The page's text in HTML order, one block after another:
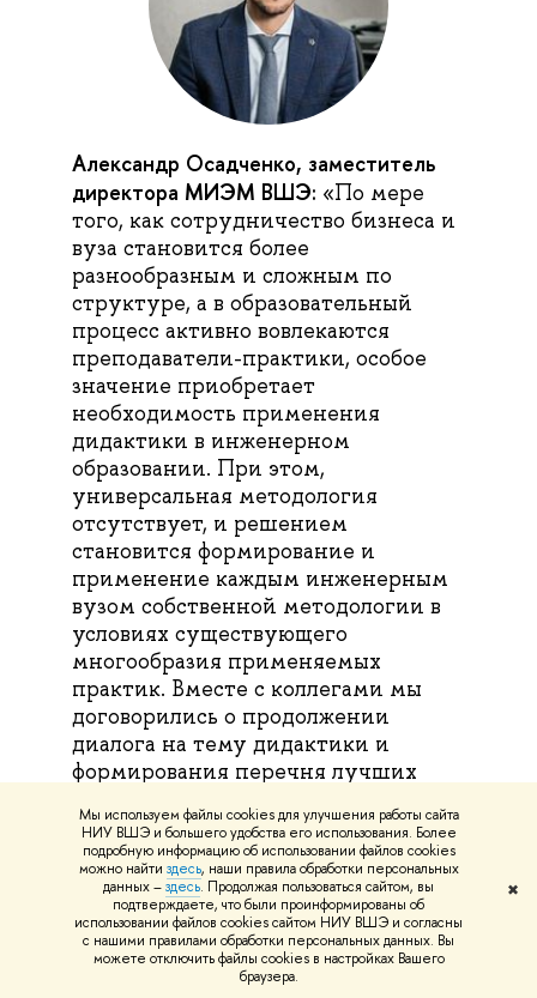
Мы используем файлы cookies для улучшения работы сайта
НИУ ВШЭ и большего удобства его использования. Более
подробную информацию об использовании файлов cookies
можно найти здесь, наши правила обработки персональных
данных –здесь. Продолжая пользоваться сайтом, вы
подтверждаете, что были проинформированы об
использовании файлов cookies сайтом НИУ ВШЭ и согласны
с нашими правилами обработки персональных данных. Вы
можете отключить файлы cookies в настройках Вашего
браузера.
✖
Александр Осадченко, заместитель
директора МИЭМ ВШЭ: «По мере
того, как сотрудничество бизнеса и
вуза становится более
разнообразным и сложным по
структуре, а в образовательный
процесс активно вовлекаются
преподаватели-практики, особое
значение приобретает
необходимость применения
дидактики в инженерном
образовании. При этом,
универсальная методология
отсутствует, и решением
становится формирование и
применение каждым инженерным
вузом собственной методологии в
условиях существующего
многообразия применяемых
практик. Вместе с коллегами мы
договорились о продолжении
диалога на тему дидактики и
формирования перечня лучших
инженерные вузы».